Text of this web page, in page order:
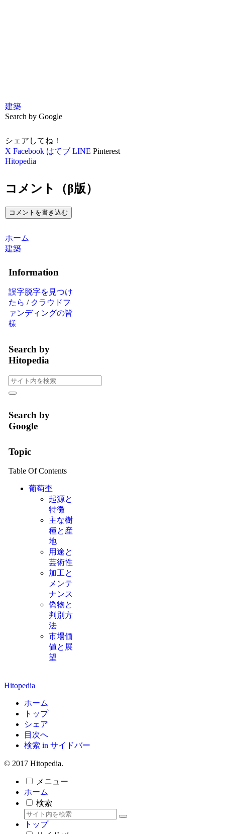
建築
Search by Google
シェアしてね！
X Facebook はてブ LINE Pinterest
Hitopedia
コメント（β版）
コメントを書き込む
ホーム
建築
Information
誤字脱字を見つけ
たら / クラウドフ
ァンディングの皆
様
Search by
Hitopedia
Search by
Google
Topic
Table Of Contents
葡萄杢
起源と
特徴
主な樹
種と産
地
用途と
芸術性
加工と
メンテ
ナンス
偽物と
判別方
法
市場価
値と展
望
Hitopedia
ホーム
トップ
シェア
目次へ
検索 in サイドバー
© 2017 Hitopedia.
メニュー
ホーム
検索
トップ